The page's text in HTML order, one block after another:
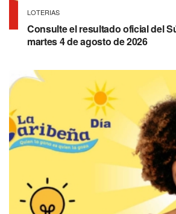
LOTERIAS
Consulte el resultado oficial del
martes 4 de agosto de 2026